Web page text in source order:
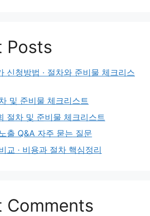
Posts
신청방법 · 절차와 준비물 체크리스
및 준비물 체크리스트
절차 및 준비물 체크리스트
출 Q&A 자주 묻는 질문
교 · 비용과 절차 핵심정리
Comments